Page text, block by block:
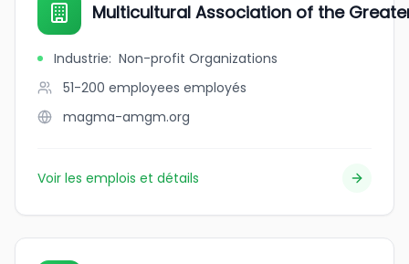
Multicultural Association of the
Industrie: Non-profit Organizations
51-200 employees employés
magma-amgm.org
Voir les emplois et détails